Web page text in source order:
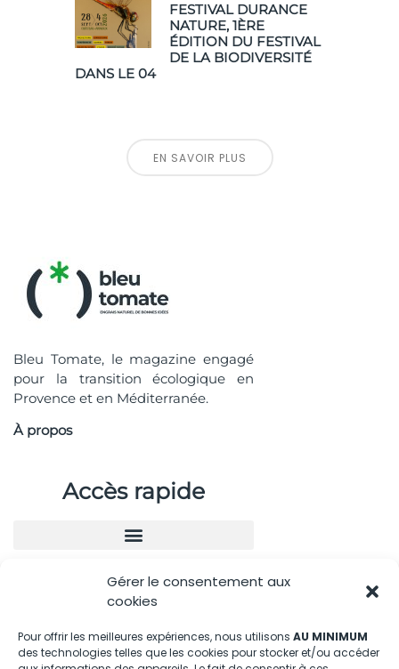
Gérer le consentement aux
cookies
Pour offrir les meilleures expériences, nous utilisons AU MINIMUM
des technologies telles que les cookies pour stocker et/ou accéder
FESTIVAL DURANCE
NATURE, 1ÈRE
ÉDITION DU FESTIVAL
DE LA BIODIVERSITÉ
DANS LE 04
EN SAVOIR PLUS
Bleu Tomate, le magazine engagé
pour la transition écologique en
Provence et en Méditerranée.
À propos
Accès rapide
Nous contacter
04.88.08.75.28
contactBT@bleu-tomate.fr